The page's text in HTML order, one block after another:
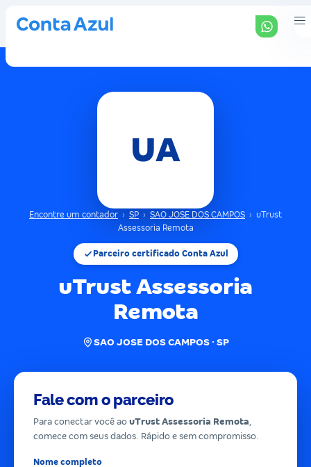
UA
Encontre um contador › SP › SAO JOSE DOS CAMPOS › uTrust
Assessoria Remota
Parceiro certificado Conta Azul
uTrust Assessoria
Remota
SAO JOSE DOS CAMPOS · SP
Fale com o parceiro
Para conectar você ao uTrust Assessoria Remota,
comece com seus dados. Rápido e sem compromisso.
Nome completo